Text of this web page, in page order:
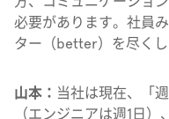
必要があります。社員
ター（better）を尽くし
山本： 当社は現在、「
（エンジニアは週1日